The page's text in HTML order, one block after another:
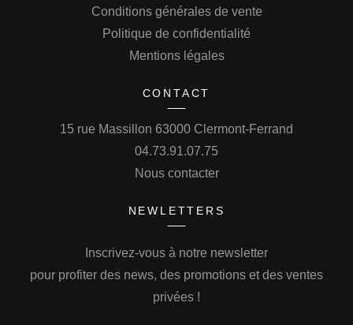
Conditions générales de vente
Politique de confidentialité
Mentions légales
CONTACT
15 rue Massillon 63000 Clermont-Ferrand
04.73.91.07.75
Nous contacter
NEWLETTERS
Inscrivez-vous à notre newsletter
pour profiter des news, des promotions et des ventes
privées !